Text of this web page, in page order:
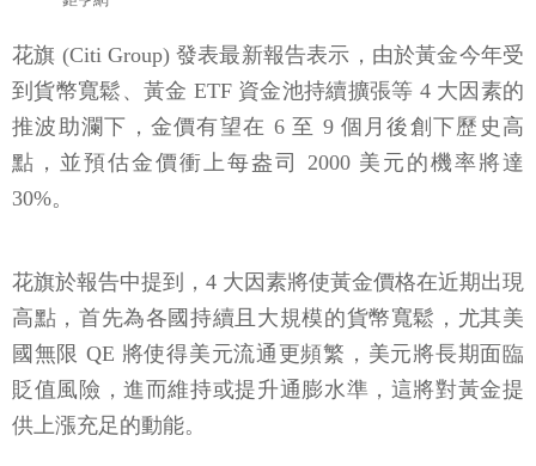
花旗 (Citi Group) 發表最新報告表示，由於黃金今年受
到貨幣寬鬆、黃金 ETF 資金池持續擴張等 4 大因素的
推波助瀾下，金價有望在 6 至 9 個月後創下歷史高
點，並預估金價衝上每盎司 2000 美元的機率將達
30%。
花旗於報告中提到，4 大因素將使黃金價格在近期出現
高點，首先為各國持續且大規模的貨幣寬鬆，尤其美
國無限 QE 將使得美元流通更頻繁，美元將長期面臨
貶值風險，進而維持或提升通膨水準，這將對黃金提
供上漲充足的動能。